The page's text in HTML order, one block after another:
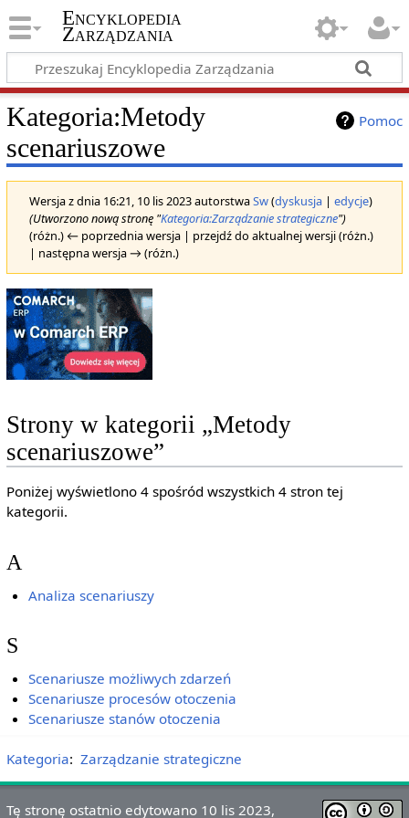
Encyklopedia
Zarządzania
Pomoc
Kategoria:Metody
scenariuszowe
Wersja z dnia 16:21, 10 lis 2023 autorstwaSw(dyskusja| edycje)
(Utworzono nową stronę "Kategoria:Zarządzanie strategiczne")
(różn.) ← poprzednia wersja | przejdź do aktualnej wersji (różn.)
| następna wersja → (różn.)
Strony w kategorii „Metody
scenariuszowe”
Poniżej wyświetlono 4 spośród wszystkich 4 stron tej
kategorii.
A
Analiza scenariuszy
S
Scenariusze możliwych zdarzeń
Scenariusze procesów otoczenia
Scenariusze stanów otoczenia
Kategoria: Zarządzanie strategiczne
Tę stronę ostatnio edytowano 10 lis 2023,